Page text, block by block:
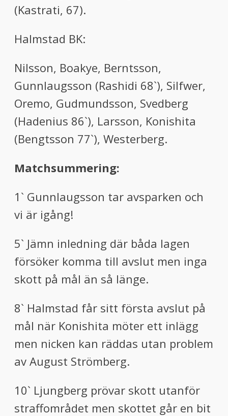
(Kastrati, 67).
Halmstad BK:
Nilsson, Boakye, Berntsson,
Gunnlaugsson (Rashidi 68`), Silfwer,
Oremo, Gudmundsson, Svedberg
(Hadenius 86`), Larsson, Konishita
(Bengtsson 77`), Westerberg.
Matchsummering:
1` Gunnlaugsson tar avsparken och
vi är igång!
5` Jämn inledning där båda lagen
försöker komma till avslut men inga
skott på mål än så länge.
8` Halmstad får sitt första avslut på
mål när Konishita möter ett inlägg
men nicken kan räddas utan problem
av August Strömberg.
10` Ljungberg prövar skott utanför
straffområdet men skottet går en bit